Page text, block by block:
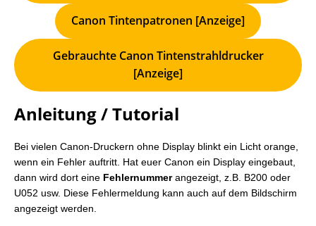
Canon Tintenpatronen [Anzeige]
Gebrauchte Canon Tintenstrahldrucker
[Anzeige]
Anleitung / Tutorial
Bei vielen Canon-Druckern ohne Display blinkt ein Licht orange,
wenn ein Fehler auftritt. Hat euer Canon ein Display eingebaut,
dann wird dort eine Fehlernummerangezeigt, z.B. B200 oder
U052 usw. Diese Fehlermeldung kann auch auf dem Bildschirm
angezeigt werden.